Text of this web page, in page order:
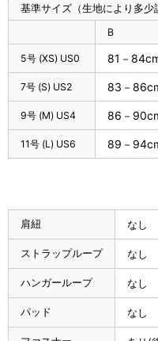
基準サイズ（生地により多少
B
5号 (XS) US0 81－
7号 (S) US2 83－
9号 (M) US4 86－
11号 (L) US6 89－
肩紐 なし
ストラップループ なし
ハンガーループ なし
パッド なし